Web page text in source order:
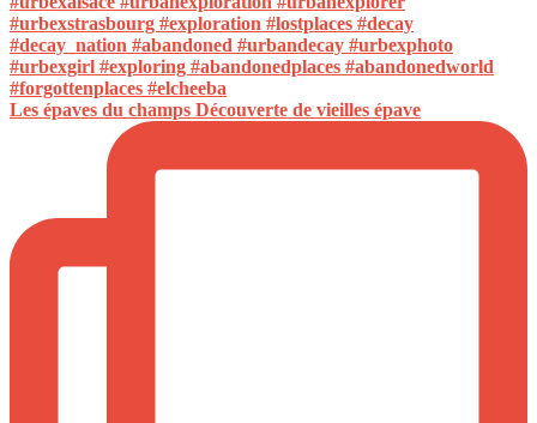
Les épaves du champs Découverte de vieilles épave